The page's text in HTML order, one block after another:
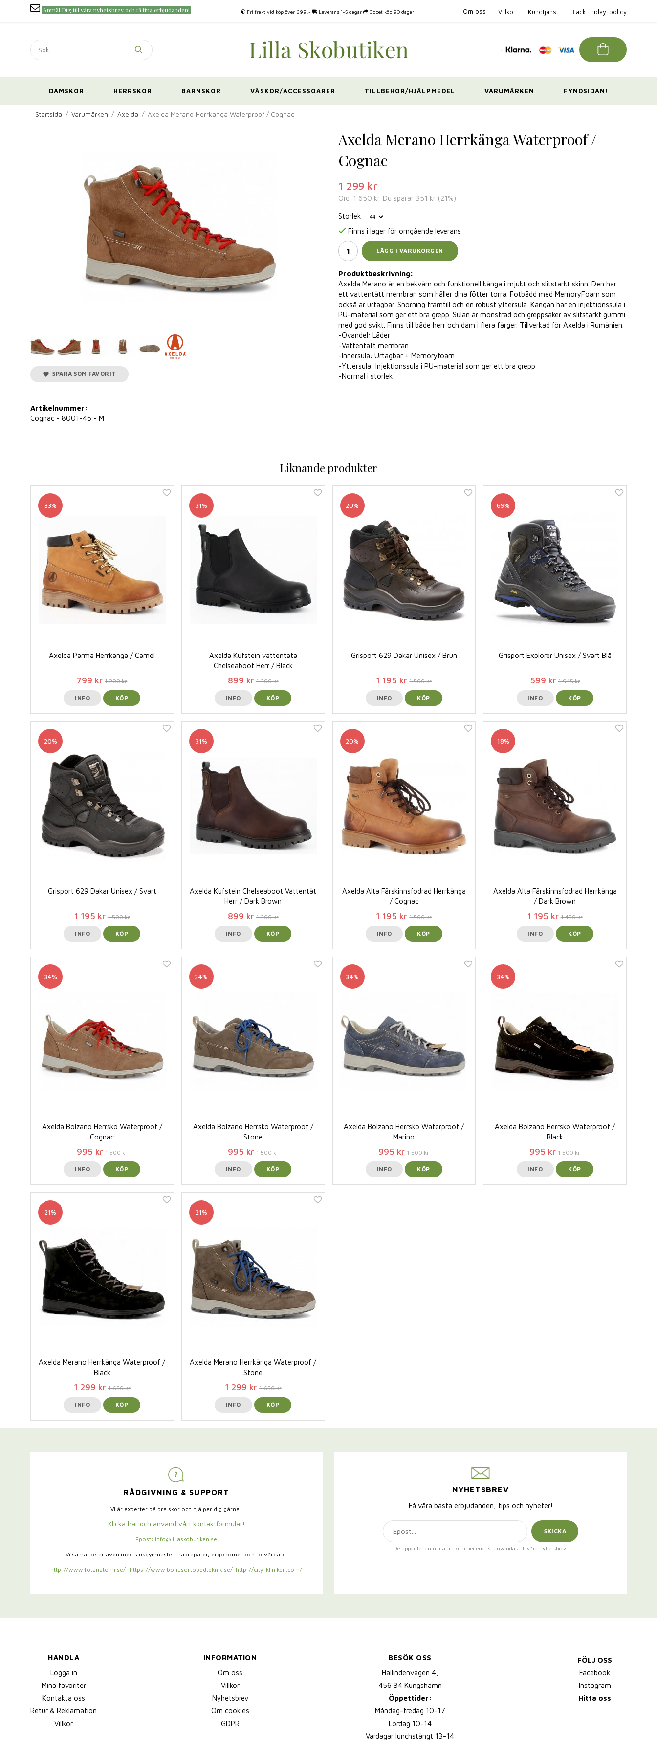
Anmäl Dig till våra nyhetsbrev och få fina erbjudanden! Fri frakt vid köp över 699:- Leverans 1-5 dagar Öppet köp 90 dagar Om oss Villkor Kundtjänst Black Friday-policy
DAMSKOR HERRSKOR BARNSKOR VÄSKOR/ACCESSOARER TILLBEHÖR/HJÄLPMEDEL VARUMÄRKEN FYNDSIDAN!
Startsida / Varumärken / Axelda / Axelda Merano Herrkänga Waterproof / Cognac
Axelda Merano Herrkänga Waterproof /
Cognac
1 299 kr
Ord. 1 650 kr. Du sparar 351 kr (21%)
Storlek
Finns i lager för omgående leverans
LÄGG I VARUKORGEN
Produktbeskrivning:
Axelda Merano är en bekväm och funktionell känga i mjukt och slitstarkt skinn. Den har
ett vattentätt membran som håller dina fötter torra. Fotbädd med MemoryFoam som
också är urtagbar. Snörning framtill och en robust yttersula. Kängan har en injektionssula i
PU-material som ger ett bra grepp. Sulan är mönstrad och greppsäker av slitstarkt gummi
med god svikt. Finns till både herr och dam i flera färger. Tillverkad för Axelda i Rumänien.
-Ovandel: Läder
-Vattentätt membran
-Innersula: Urtagbar + Memoryfoam
-Yttersula: Injektionssula i PU-material som ger ett bra grepp
-Normal i storlek
SPARA SOM FAVORIT
Artikelnummer:
Cognac - 8001-46 - M
Liknande produkter
33%
Axelda Parma Herrkänga / Camel
799 kr 1 200 kr
INFO KÖP
31%
Axelda Kufstein vattentäta
Chelseaboot Herr / Black
899 kr 1 300 kr
INFO KÖP
20%
Grisport 629 Dakar Unisex / Brun
1 195 kr 1 500 kr
INFO KÖP
69%
Grisport Explorer Unisex / Svart Blå
599 kr 1 945 kr
INFO KÖP
20%
Grisport 629 Dakar Unisex / Svart
1 195 kr 1 500 kr
INFO KÖP
31%
Axelda Kufstein Chelseaboot Vattentät
Herr / Dark Brown
899 kr 1 300 kr
INFO KÖP
20%
Axelda Alta Fårskinnsfodrad Herrkänga
/ Cognac
1 195 kr 1 500 kr
INFO KÖP
18%
Axelda Alta Fårskinnsfodrad Herrkänga
/ Dark Brown
1 195 kr 1 450 kr
INFO KÖP
34%
Axelda Bolzano Herrsko Waterproof /
Cognac
995 kr 1 500 kr
INFO KÖP
34%
Axelda Bolzano Herrsko Waterproof /
Stone
995 kr 1 500 kr
INFO KÖP
34%
Axelda Bolzano Herrsko Waterproof /
Marino
995 kr 1 500 kr
INFO KÖP
34%
Axelda Bolzano Herrsko Waterproof /
Black
995 kr 1 500 kr
INFO KÖP
21%
Axelda Merano Herrkänga Waterproof /
Black
1 299 kr 1 650 kr
INFO KÖP
21%
Axelda Merano Herrkänga Waterproof /
Stone
1 299 kr 1 650 kr
INFO KÖP
RÅDGIVNING & SUPPORT
Vi är experter på bra skor och hjälper dig gärna!
Klicka här och använd vårt kontaktformulär!
Epost: info@lillaskobutiken.se
Vi samarbetar även med sjukgymnaster, naprapater, ergonomer och fotvårdare.
http://www.fotanatomi.se/ https://www.bohusortopedteknik.se/ http://city-kliniken.com/
NYHETSBREV
Få våra bästa erbjudanden, tips och nyheter!
SKICKA
De uppgifter du matar in kommer endast användas till våra nyhetsbrev.
HANDLA
Logga in
Mina favoriter
Kontakta oss
Retur & Reklamation
Villkor
INFORMATION
Om oss
Villkor
Nyhetsbrev
Om cookies
GDPR
BESÖK OSS
Hallindenvägen 4,
456 34 Kungshamn
Öppettider:
Måndag-fredag 10-17
Lördag 10-14
Vardagar lunchstängt 13-14
FÖLJ OSS
Facebook
Instagram
Hitta oss